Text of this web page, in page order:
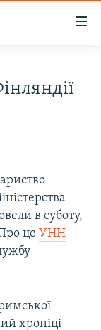
в суботу,
це УНН
хроніці